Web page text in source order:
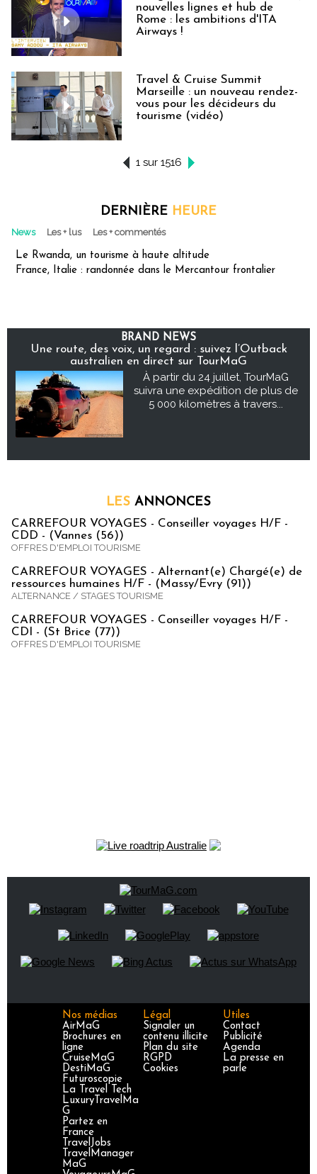
nouvelles lignes et hub de
Rome : les ambitions d'ITA
Airways !
Travel & Cruise Summit
Marseille : un nouveau rendez-
vous pour les décideurs du
tourisme (vidéo)
1 sur 1516
DERNIÈRE HEURE
News Les + lus Les + commentés
Le Rwanda, un tourisme à haute altitude
France, Italie : randonnée dans le Mercantour frontalier
BRAND NEWS
Une route, des voix, un regard : suivez l’Outback
australien en direct sur TourMaG
À partir du 24 juillet, TourMaG
suivra une expédition de plus de
5 000 kilomètres à travers...
LES ANNONCES
CARREFOUR VOYAGES - Conseiller voyages H/F -
CDD - (Vannes (56))
OFFRES D'EMPLOI TOURISME
CARREFOUR VOYAGES - Alternant(e) Chargé(e) de
ressources humaines H/F - (Massy/Evry (91))
ALTERNANCE / STAGES TOURISME
CARREFOUR VOYAGES - Conseiller voyages H/F -
CDI - (St Brice (77))
OFFRES D'EMPLOI TOURISME
Nos médias
AirMaG
Brochures en
ligne
CruiseMaG
DestiMaG
Futuroscopie
La Travel Tech
LuxuryTravelMa
G
Partez en
France
TravelJobs
TravelManager
MaG
Légal
Signaler un
contenu illicite
Plan du site
RGPD
Cookies
Utiles
Contact
Publicité
Agenda
La presse en
parle